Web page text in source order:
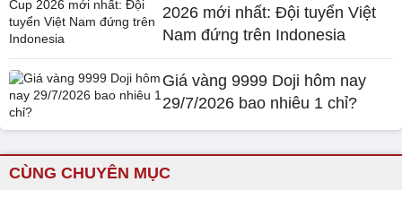
2026 mới nhất: Đội tuyển Việt
Nam đứng trên Indonesia
Giá vàng 9999 Doji hôm nay
29/7/2026 bao nhiêu 1 chỉ?
CÙNG CHUYÊN MỤC